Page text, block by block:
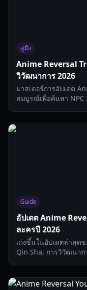
คู่มือ
Anime Reversal
วิวัฒนาการ 2026
มาสเตอร์การอัปเดต
สมบูรณ์เพื่อค้นหา NPC
Guide
อัปเดต Anime
ละครปี 2026
เก่งขึ้นในอัปเดตล่าสุด
Qin Sha, การวิวัฒนา